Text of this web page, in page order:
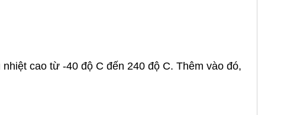
cao từ -40 độ C đến 240 độ C. Thêm vào đó,